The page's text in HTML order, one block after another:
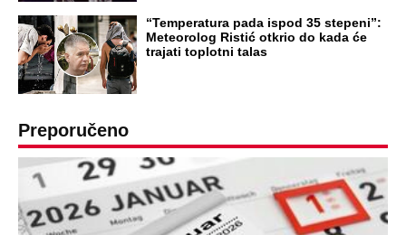
RAJ!
Žene u Srbiji su poludele za njima,
koštaju 100 evra, a neke i 2.000 dinara!